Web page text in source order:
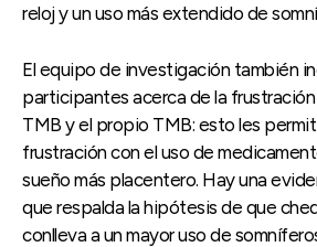
reloj y un uso más extendido de
El equipo de investigación también
participantes acerca de la
TMB y el propio TMB: esto les
frustración con el uso de
sueño más placentero. Hay una
que respalda la hipótesis de que
conlleva a un mayor uso de